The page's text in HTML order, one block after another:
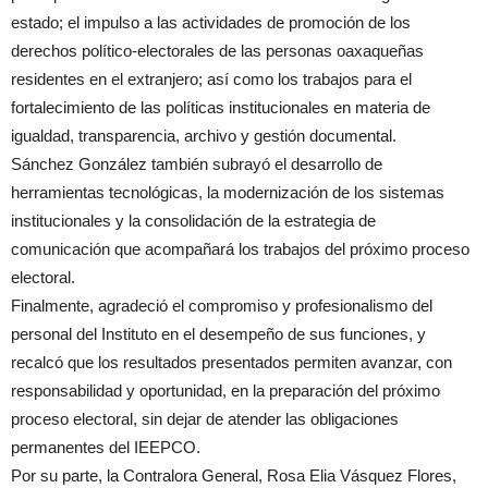
estado; el impulso a las actividades de promoción de los
derechos político-electorales de las personas oaxaqueñas
residentes en el extranjero; así como los trabajos para el
fortalecimiento de las políticas institucionales en materia de
igualdad, transparencia, archivo y gestión documental.
Sánchez González también subrayó el desarrollo de
herramientas tecnológicas, la modernización de los sistemas
institucionales y la consolidación de la estrategia de
comunicación que acompañará los trabajos del próximo proceso
electoral.
Finalmente, agradeció el compromiso y profesionalismo del
personal del Instituto en el desempeño de sus funciones, y
recalcó que los resultados presentados permiten avanzar, con
responsabilidad y oportunidad, en la preparación del próximo
proceso electoral, sin dejar de atender las obligaciones
permanentes del IEEPCO.
Por su parte, la Contralora General, Rosa Elia Vásquez Flores,